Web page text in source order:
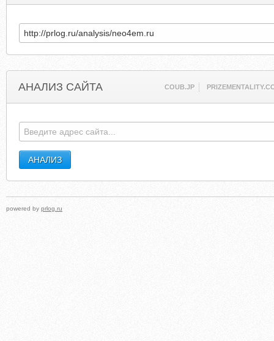
АНАЛИЗ САЙТА COUB.JP
powered by prlog.ru